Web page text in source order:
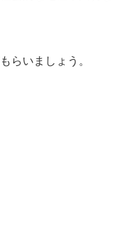
らいましょう。